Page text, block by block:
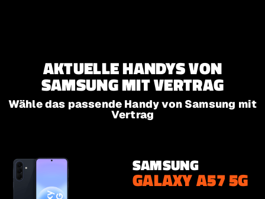
AKTUELLE HANDYS VON
SAMSUNG MIT VERTRAG
Wähle das passende Handy von Samsung mit
Vertrag
SAMSUNG
GALAXY A57 5G